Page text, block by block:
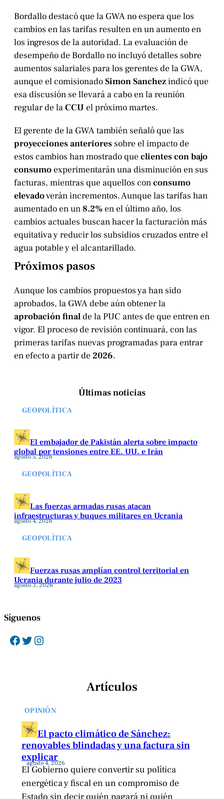
Bordallo destacó que la GWA no espera que los
cambios en las tarifas resulten en un aumento en
los ingresos de la autoridad. La evaluación de
desempeño de Bordallo no incluyó detalles sobre
aumentos salariales para los gerentes de la GWA,
aunque el comisionadoSimon Sanchezindicó que
esa discusión se llevará a cabo en la reunión
regular de laCCU el próximo martes.
El gerente de la GWA también señaló que las
proyecciones anteriores sobre el impacto de
estos cambios han mostrado queclientes con bajo
consumo experimentarán una disminución en sus
facturas, mientras que aquellos conconsumo
elevadoverán incrementos. Aunque las tarifas han
aumentado en un8.2% en el último año, los
cambios actuales buscan hacer la facturación más
equitativa y reducir los subsidios cruzados entre el
agua potable y el alcantarillado.
Próximos pasos
Aunque los cambios propuestos ya han sido
aprobados, la GWA debe aún obtener la
aprobación finalde la PUC antes de que entren en
vigor. El proceso de revisión continuará, con las
primeras tarifas nuevas programadas para entrar
en efecto a partir de2026.
Últimas noticias
GEOPOLÍTICA
El embajador de Pakistán alerta sobre impacto
global por tensiones entre EE. UU. e Irán
agosto 5, 2026
GEOPOLÍTICA
Las fuerzas armadas rusas atacan
infraestructuras y buques militares en Ucrania
agosto 4, 2026
GEOPOLÍTICA
Fuerzas rusas amplían control territorial en
Ucrania durante julio de 2023
agosto 3, 2026
Síguenos
Facebook Twitter Instagram
Artículos
OPINIÓN
El pacto climático de Sánchez:
renovables blindadas y una factura sin
explicar
agosto 4, 2026
El Gobierno quiere convertir su política
energética y fiscal en un compromiso de